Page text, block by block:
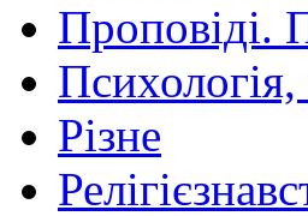
Проповіді.
Різне